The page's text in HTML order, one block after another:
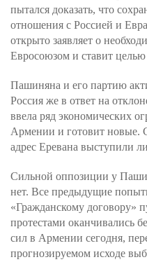
пытался доказать, что
отношения с Россией и
открыто заявляет о
Евросоюзом и ставит
Пашиняна и его партию
Россия же в ответ на
ввела ряд экономических
Армении и готовит новые.
адрес Еревана выступили
Сильной оппозиции у
нет. Все предыдущие
«Гражданскому договору»
протестами оканчивались
сил в Армении сегодня,
прогнозируемом исходе